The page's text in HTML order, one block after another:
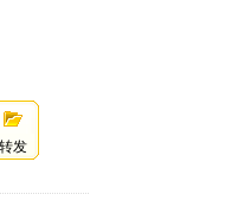
转发